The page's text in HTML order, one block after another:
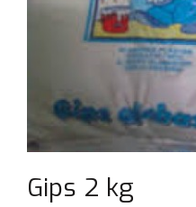
Gips 2 kg